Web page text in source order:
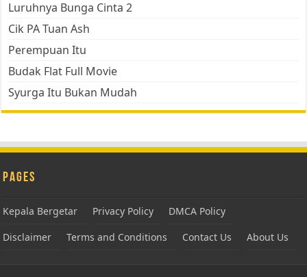
Luruhnya Bunga Cinta 2
Cik PA Tuan Ash
Perempuan Itu
Budak Flat Full Movie
Syurga Itu Bukan Mudah
Pages
Kepala Bergetar Privacy Policy
DMCA Policy
Disclaimer
Terms and Conditions Contact Us About Us